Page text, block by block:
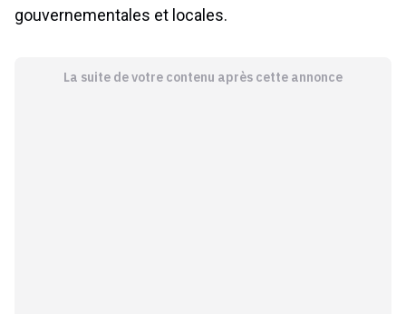
gouvernementales et locales.
La suite de votre contenu après cette annonce